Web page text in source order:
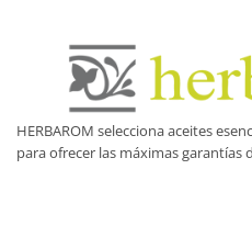
HERBAROM selecciona aceites
para ofrecer las máximas garantías